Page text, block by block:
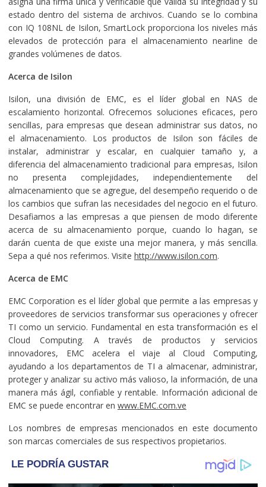
estado dentro del sistema de archivos. Cuando se lo combina
con IQ 108NL de Isilon, SmartLock proporciona los niveles más
elevados de protección para el almacenamiento nearline de
grandes volúmenes de datos.
Acerca de Isilon
Isilon, una división de EMC, es el líder global en NAS de
escalamiento horizontal. Ofrecemos soluciones eficaces, pero
sencillas, para empresas que desean administrar sus datos, no
el almacenamiento. Los productos de Isilon son fáciles de
instalar, administrar y escalar, en cualquier tamaño y, a
diferencia del almacenamiento tradicional para empresas, Isilon
no presenta complejidades, independientemente del
almacenamiento que se agregue, del desempeño requerido o de
los cambios que sufran las necesidades del negocio en el futuro.
Desafiamos a las empresas a que piensen de modo diferente
acerca de su almacenamiento porque, cuando lo hagan, se
darán cuenta de que existe una mejor manera, y más sencilla.
Sepa a qué nos referimos. Visite http://www.isilon.com.
Acerca de EMC
EMC Corporation es el líder global que permite a las empresas y
proveedores de servicios transformar sus operaciones y ofrecer
TI como un servicio. Fundamental en esta transformación es el
Cloud Computing. A través de productos y servicios
innovadores, EMC acelera el viaje al Cloud Computing,
ayudando a los departamentos de TI a almacenar, administrar,
proteger y analizar su activo más valioso, la información, de una
manera más ágil, confiable y rentable. Información adicional de
EMC se puede encontrar en www.EMC.com.ve
Los nombres de empresas mencionados en este documento
son marcas comerciales de sus respectivos propietarios.